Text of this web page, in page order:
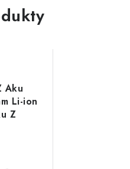
Aku
Li-ion
Z